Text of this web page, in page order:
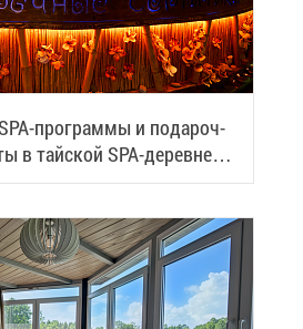
про­грам­мы и по­да­роч­
в тай­ской SPA-де­ревне